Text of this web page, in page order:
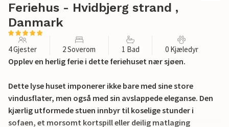
Feriehus - Hvidbjerg strand ,
Danmark
4 Gjester 2 Soverom 1 Bad 0 Kjæledyr
Opplev en herlig ferie i dette feriehuset nær sjøen.
Dette lyse huset imponerer ikke bare med sine store
vindusflater, men også med sin avslappede eleganse. Den
kjærlig utformede stuen innbyr til koselige stunder i
sofaen, et morsomt kortspill eller deilig matlaging